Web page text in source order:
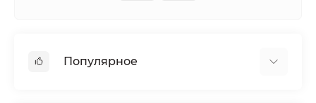
Популярное